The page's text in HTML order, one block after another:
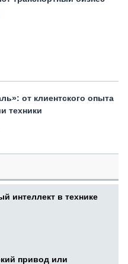
от клиентского опыта
техники
интеллект в технике
привод или